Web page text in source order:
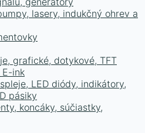
lasery, indukčný ohrev a
grafické, dotykové, TFT
E-ink
LED diódy, indikátory,
pásiky
koncáky, súčiastky,